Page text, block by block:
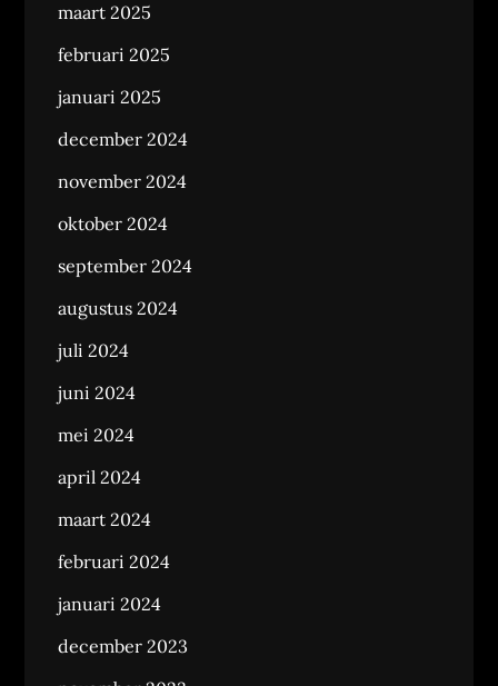
maart 2025
februari 2025
januari 2025
december 2024
november 2024
oktober 2024
september 2024
augustus 2024
juli 2024
juni 2024
mei 2024
april 2024
maart 2024
februari 2024
januari 2024
december 2023